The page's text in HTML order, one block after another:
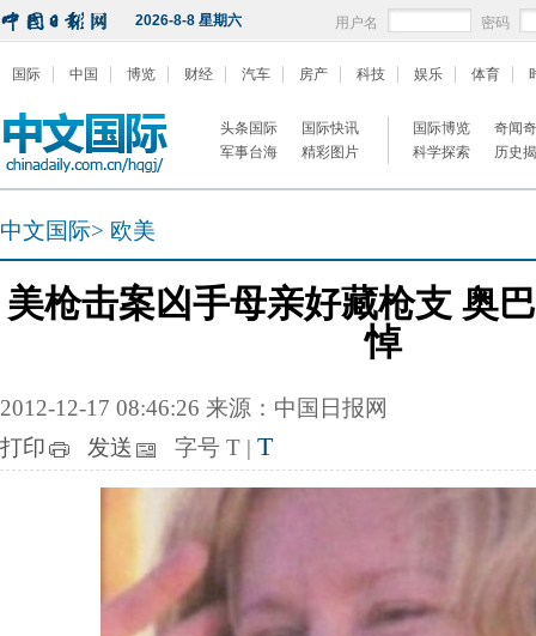
2026-8-8 星期六 用户名 密码
国际 中国 博览 财经 汽车 房产 科技 娱乐 体育
头条国际
国际快讯
军事台海
精彩图片
国际博览
奇闻
科学探索
历史
中文国际> 欧美
美枪击案凶手母亲好藏枪支 奥
悼
2012-12-17 08:46:26 来源：中国日报网
打印
发送 字号 T | T